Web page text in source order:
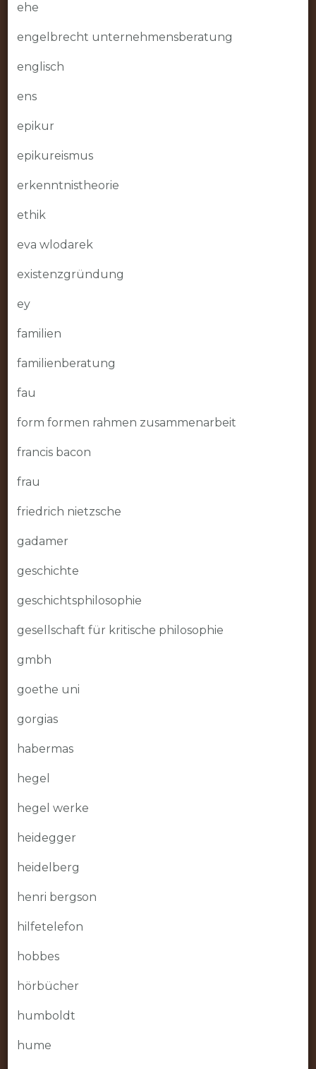
ehe
engelbrecht unternehmensberatung
englisch
ens
epikur
epikureismus
erkenntnistheorie
ethik
eva wlodarek
existenzgründung
ey
familien
familienberatung
fau
form formen rahmen zusammenarbeit
francis bacon
frau
friedrich nietzsche
gadamer
geschichte
geschichtsphilosophie
gesellschaft für kritische philosophie
gmbh
goethe uni
gorgias
habermas
hegel
hegel werke
heidegger
heidelberg
henri bergson
hilfetelefon
hobbes
hörbücher
humboldt
hume